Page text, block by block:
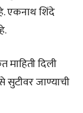
एकनाथ शिंदे
दिली
सुटीवर जाण्याची